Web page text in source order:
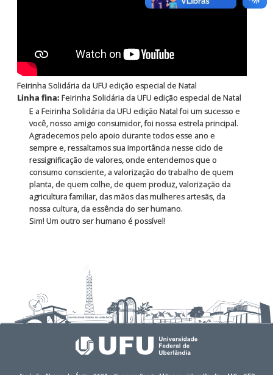
Feirinha Solidária da UFU edição especial de Natal
Linha fina: Feirinha Solidária da UFU edição especial de Natal
E a Feirinha Solidária da UFU edição Natal foi um sucesso e
você, nosso amigo consumidor, foi nossa estrela principal.
Agradecemos pelo apoio durante todos esse ano e
sempre e, ressaltamos sua importância nesse ciclo de
ressignificação de valores, onde entendemos que o
consumo consciente, a valorização do trabalho de quem
planta, de quem colhe, de quem produz, valorização da
agricultura familiar, das mãos das mulheres artesãs, da
nossa cultura, da essência do ser humano.
Sim! Um outro ser humano é possível!